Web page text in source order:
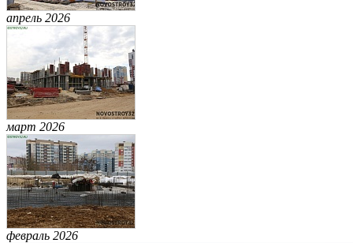
апрель 2026
март 2026
февраль 2026